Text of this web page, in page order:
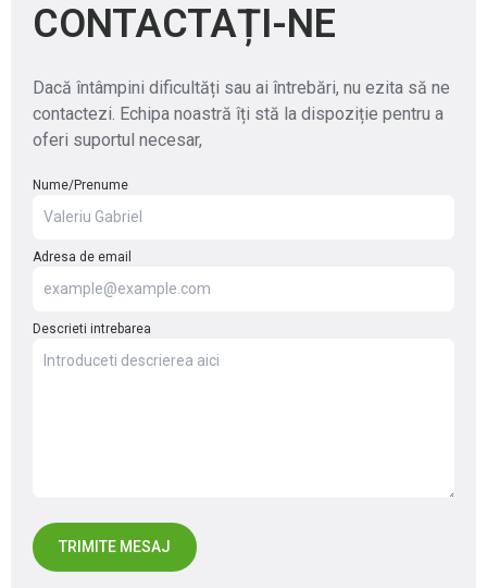
CONTACTAȚI-NE
Dacă întâmpini dificultăți sau ai întrebări, nu ezita să ne
contactezi. Echipa noastră îți stă la dispoziție pentru a
oferi suportul necesar,
Nume/Prenume
Adresa de email
Descrieti intrebarea